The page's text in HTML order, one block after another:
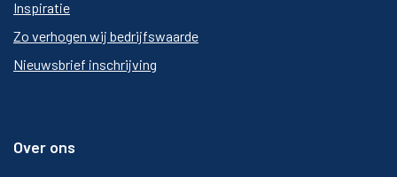
Inspiratie
Zo verhogen wij bedrijfswaarde
Nieuwsbrief inschrijving
Over ons